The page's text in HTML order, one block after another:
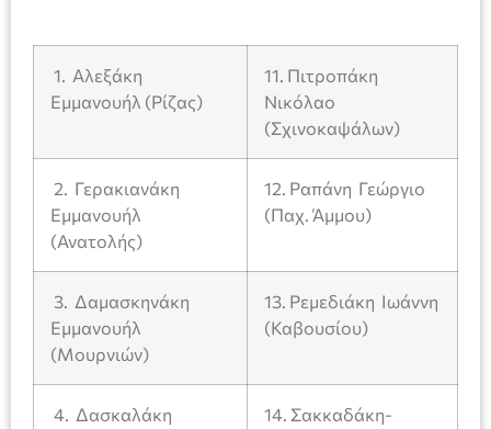
1. Αλεξάκη
Εμμανουήλ (Ρίζας)
11. Πιτροπάκη
Νικόλαο
(Σχινοκαψάλων)
2. Γερακιανάκη
Εμμανουήλ
(Ανατολής)
12. Ραπάνη Γεώργιο
(Παχ. Άμμου)
3. Δαμασκηνάκη
Εμμανουήλ
(Μουρνιών)
13. Ρεμεδιάκη Ιωάννη
(Καβουσίου)
4. Δασκαλάκη
14. Σακκαδάκη-